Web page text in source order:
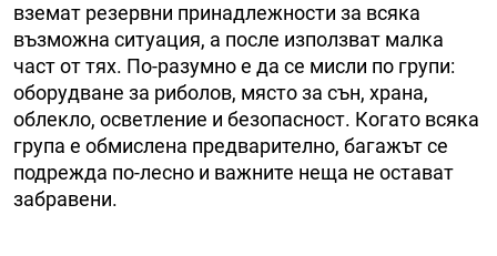
вземат резервни принадлежности за всяка
възможна ситуация, а после използват малка
част от тях. По-разумно е да се мисли по групи:
оборудване за риболов, място за сън, храна,
облекло, осветление и безопасност. Когато всяка
група е обмислена предварително, багажът се
подрежда по-лесно и важните неща не остават
забравени.